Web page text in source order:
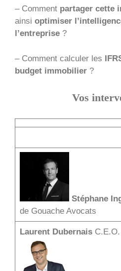
– Comment partager cette
ainsi optimiser
l’entreprise ?
– Comment calculer les
budget immobilier ?
Vos
Stéphane
de Gouache Avocats
Laurent DubernaisC.E.O.